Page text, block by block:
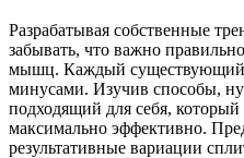
Разрабатывая собственные
забывать, что важно
мышц. Каждый существующий
минусами. Изучив способы,
подходящий для себя,
максимально эффективно.
результативные вариации